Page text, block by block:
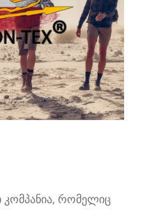
რომელიც